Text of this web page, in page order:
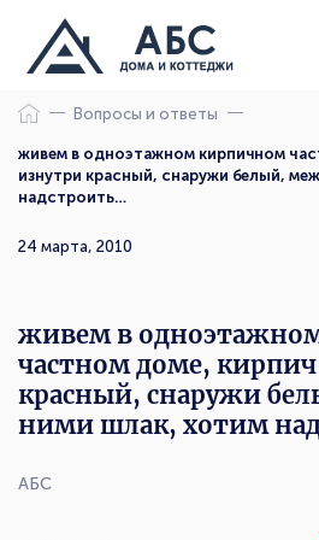
Вопросы и ответы
живем в одноэтажном кирпичном
изнутри красный, снаружи белый,
надстроить…
АБС
24 марта, 2010
живем в
частном доме,
красный, снаружи
ними шлак, хотим